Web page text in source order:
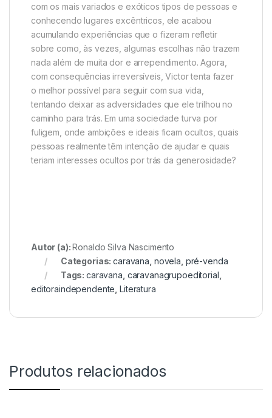
com os mais variados e exóticos tipos de pessoas e
conhecendo lugares excêntricos, ele acabou
acumulando experiências que o fizeram refletir
sobre como, às vezes, algumas escolhas não trazem
nada além de muita dor e arrependimento. Agora,
com consequências irreversíveis, Victor tenta fazer
o melhor possível para seguir com sua vida,
tentando deixar as adversidades que ele trilhou no
caminho para trás. Em uma sociedade turva por
fuligem, onde ambições e ideais ficam ocultos, quais
pessoas realmente têm intenção de ajudar e quais
teriam interesses ocultos por trás da generosidade?
Autor (a):Ronaldo Silva Nascimento
Categorias:caravana novela pré-venda
Tags:caravana caravanagrupoeditorial
editoraindependente ,Literatura
Produtos relacionados